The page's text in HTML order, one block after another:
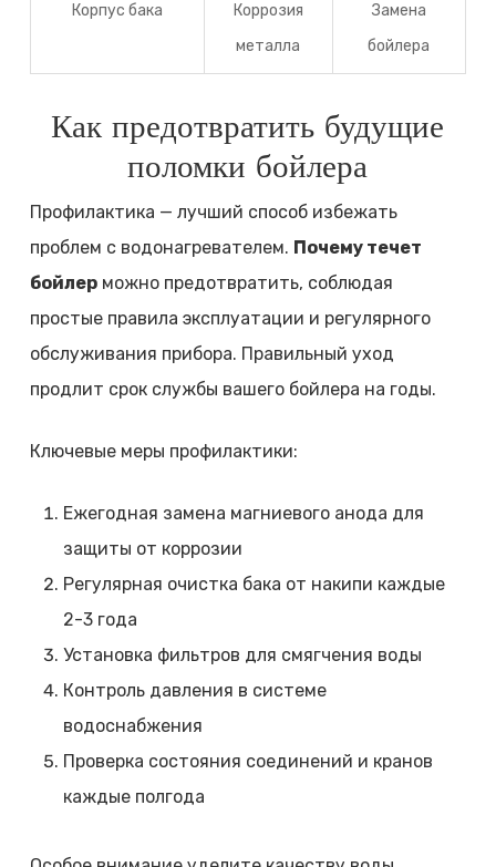
Корпус бака
Коррозия
металла
Замена
бойлера
Как предотвратить будущие
поломки бойлера
Профилактика — лучший способ избежать
проблем с водонагревателем. Почему течет
бойлерможно предотвратить, соблюдая
простые правила эксплуатации и регулярного
обслуживания прибора. Правильный уход
продлит срок службы вашего бойлера на годы.
Ключевые меры профилактики:
Ежегодная замена магниевого анода для
защиты от коррозии
Регулярная очистка бака от накипи каждые
2-3 года
Установка фильтров для смягчения воды
Контроль давления в системе
водоснабжения
Проверка состояния соединений и кранов
каждые полгода